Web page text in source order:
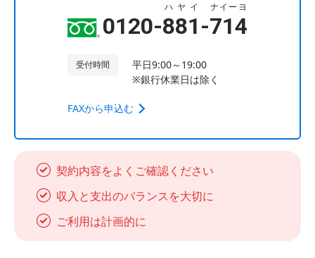
0120-881
ハヤイ
-714
ナイーヨ
受付時間
平日9:00～19:00
※銀行休業日は除く
FAXから申込む
契約内容をよくご確認ください
収入と支出のバランスを大切に
ご利用は計画的に